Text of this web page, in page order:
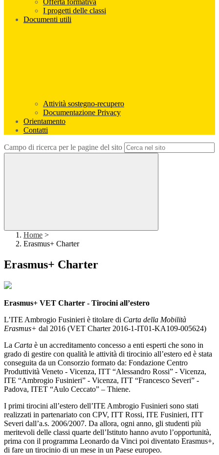
Offerta formativa
I progetti delle classi
Documenti utili
Attività sostegno-recupero
Documentazione Privacy
Orientamento
Contatti
Campo di ricerca per le pagine del sito
Home >
Erasmus+ Charter
Erasmus+ Charter
Erasmus+ VET Charter - Tirocini all’estero
L’ITE Ambrogio Fusinieri è titolare di Carta della Mobilità
Erasmus+ dal 2016 (VET Charter 2016-1-IT01-KA109-005624)
La Carta è un accreditamento concesso a enti esperti che sono in
grado di gestire con qualità le attività di tirocinio all’estero ed è stata
conseguita da un Consorzio formato da: Fondazione Centro
Produttività Veneto - Vicenza, ITT “Alessandro Rossi” - Vicenza,
ITE “Ambrogio Fusinieri” - Vicenza, ITT “Francesco Severi” -
Padova, ITET “Aulo Ceccato” – Thiene.
I primi tirocini all’estero dell’ITE Ambrogio Fusinieri sono stati
realizzati in partenariato con CPV, ITT Rossi, ITE Fusinieri, ITT
Severi dall’a.s. 2006/2007. Da allora, ogni anno, gli studenti più
meritevoli delle classi quarte dell’Istituto hanno avuto l’opportunità,
prima con il programma Leonardo da Vinci poi diventato Erasmus+,
di fare un tirocinio di un mese in un Paese europeo.